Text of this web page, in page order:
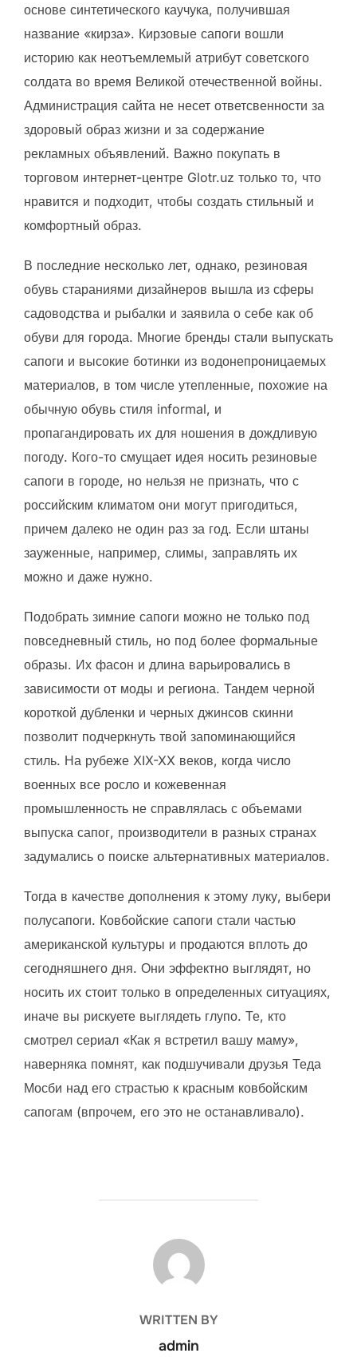
основе синтетического каучука, получившая
название «кирза». Кирзовые сапоги вошли
историю как неотъемлемый атрибут советского
солдата во время Великой отечественной войны.
Администрация сайта не несет ответсвенности за
здоровый образ жизни и за содержание
рекламных объявлений. Важно покупать в
торговом интернет-центре Glotr.uz только то, что
нравится и подходит, чтобы создать стильный и
комфортный образ.
В последние несколько лет, однако, резиновая
обувь стараниями дизайнеров вышла из сферы
садоводства и рыбалки и заявила о себе как об
обуви для города. Многие бренды стали выпускать
сапоги и высокие ботинки из водонепроницаемых
материалов, в том числе утепленные, похожие на
обычную обувь стиля informal, и
пропагандировать их для ношения в дождливую
погоду. Кого-то смущает идея носить резиновые
сапоги в городе, но нельзя не признать, что с
российским климатом они могут пригодиться,
причем далеко не один раз за год. Если штаны
зауженные, например, слимы, заправлять их
можно и даже нужно.
Подобрать зимние сапоги можно не только под
повседневный стиль, но под более формальные
образы. Их фасон и длина варьировались в
зависимости от моды и региона. Тандем черной
короткой дубленки и черных джинсов скинни
позволит подчеркнуть твой запоминающийся
стиль. На рубеже XIX-XX веков, когда число
военных все росло и кожевенная
промышленность не справлялась с объемами
выпуска сапог, производители в разных странах
задумались о поиске альтернативных материалов.
Тогда в качестве дополнения к этому луку, выбери
полусапоги. Ковбойские сапоги стали частью
американской культуры и продаются вплоть до
сегодняшнего дня. Они эффектно выглядят, но
носить их стоит только в определенных ситуациях,
иначе вы рискуете выглядеть глупо. Те, кто
смотрел сериал «Как я встретил вашу маму»,
наверняка помнят, как подшучивали друзья Теда
Мосби над его страстью к красным ковбойским
сапогам (впрочем, его это не останавливало).
POST AUTHOR
WRITTEN BY
admin